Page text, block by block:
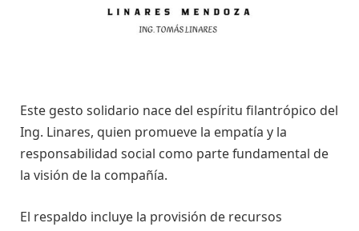
Este gesto solidario nace del espíritu filantrópico del
Ing. Linares, quien promueve la empatía y la
responsabilidad social como parte fundamental de
la visión de la compañía.
El respaldo incluye la provisión de recursos